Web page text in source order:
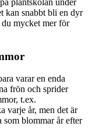
plantskolan under
kan snabbt bli en dyr
mycket mer för
varar en enda
frön och sprider
t.ex.
varje år, men det är
som blommar år efter